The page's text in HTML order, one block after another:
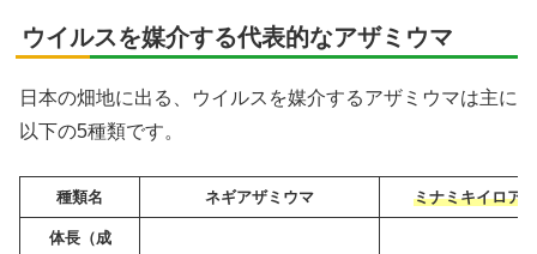
ウイルスを媒介する代表的なアザミウマ
日本の畑地に出る、ウイルスを媒介するアザミウマは主に
以下の5種類です。
種類名 ネギアザミウマ ミナミキイロア
体長（成